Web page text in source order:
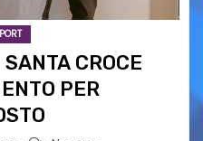
CROCE
PER